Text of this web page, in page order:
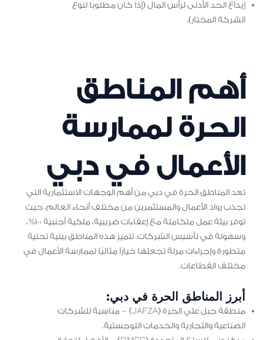
إيداع الحد الأدنى لرأس المال (إذا كان مطلوبًا لنوع
الشركة المختار).
أهم المناطق
الحرة لممارسة
الأعمال في دبي
تعد المناطق الحرة في دبي من أهم الوجهات الاستثمارية التي
تجذب رواد الأعمال والمستثمرين من مختلف أنحاء العالم، حيث
توفر بيئة عمل متكاملة مع إعفاءات ضريبية، ملكية أجنبية 100%،
وسهولة في تأسيس الشركات. تتميز هذه المناطق ببنية تحتية
متطورة وإجراءات مرنة تجعلها خيارًا مثاليًا لممارسة الأعمال في
مختلف القطاعات.
أبرز المناطق الحرة في دبي:
منطقة جبل علي الحرة (JAFZA) – مناسبة للشركات
الصناعية والتجارية والخدمات اللوجستية.